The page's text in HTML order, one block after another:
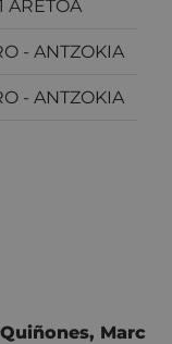
ARETOA
- ANTZOKIA
- ANTZOKIA
, Marc